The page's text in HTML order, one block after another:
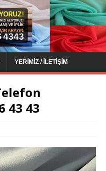
YERIMIZ / İLETIŞIM
43 43